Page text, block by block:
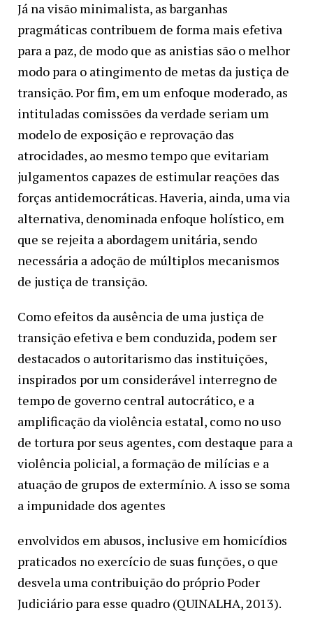
Já na visão minimalista, as barganhas
pragmáticas contribuem de forma mais efetiva
para a paz, de modo que as anistias são o melhor
modo para o atingimento de metas da justiça de
transição. Por fim, em um enfoque moderado, as
intituladas comissões da verdade seriam um
modelo de exposição e reprovação das
atrocidades, ao mesmo tempo que evitariam
julgamentos capazes de estimular reações das
forças antidemocráticas. Haveria, ainda, uma via
alternativa, denominada enfoque holístico, em
que se rejeita a abordagem unitária, sendo
necessária a adoção de múltiplos mecanismos
de justiça de transição.
Como efeitos da ausência de uma justiça de
transição efetiva e bem conduzida, podem ser
destacados o autoritarismo das instituições,
inspirados por um considerável interregno de
tempo de governo central autocrático, e a
amplificação da violência estatal, como no uso
de tortura por seus agentes, com destaque para a
violência policial, a formação de milícias e a
atuação de grupos de extermínio. A isso se soma
a impunidade dos agentes
envolvidos em abusos, inclusive em homicídios
praticados no exercício de suas funções, o que
desvela uma contribuição do próprio Poder
Judiciário para esse quadro (QUINALHA, 2013).